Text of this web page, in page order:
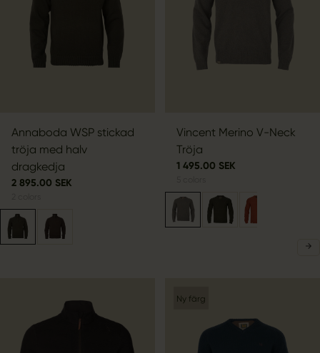
Annaboda WSP stickad
tröja med halv
dragkedja
2 895.00 SEK
Vincent Merino V-Neck
Tröja
1 495.00 SEK
Ny färg